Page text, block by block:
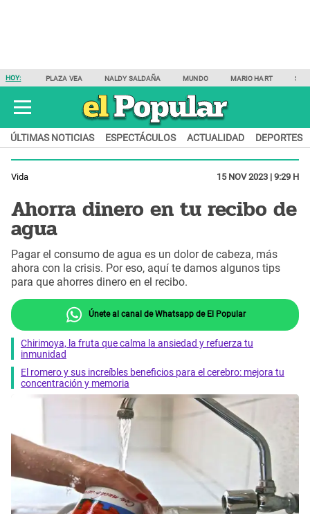
HOY: PLAZA VEA NALDY SALDAÑA MUNDO MARIO HART
ÚLTIMAS NOTICIAS ESPECTÁCULOS ACTUALIDAD DEPORTES
Vida 15 NOV 2023 | 9:29 H
Ahorra dinero en tu recibo de
agua
Pagar el consumo de agua es un dolor de cabeza, más
ahora con la crisis. Por eso, aquí te damos algunos tips
para que ahorres dinero en el recibo.
Únete al canal de Whatsapp de El Popular
Chirimoya, la fruta que calma la ansiedad y refuerza tu
inmunidad
El romero y sus increíbles beneficios para el cerebro: mejora tu
concentración y memoria